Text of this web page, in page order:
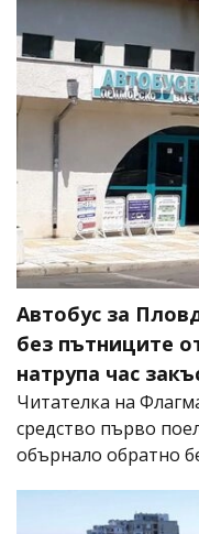
Автобус за
без пътниците
натрупа час
Читателка на
средство първо
обърнало обратно